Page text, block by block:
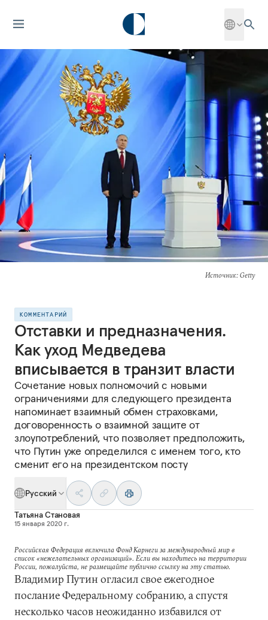
Источник: Getty
КОММЕНТАРИЙ
Отставки и предназначения.
Как уход Медведева
вписывается в транзит власти
Сочетание новых полномочий с новыми
ограничениями для следующего президента
напоминает взаимный обмен страховками,
договоренность о взаимной защите от
злоупотреблений, что позволяет предположить,
что Путин уже определился с именем того, кто
сменит его на президентском посту
Русский
Татьяна Становая
15 января 2020 г.
Российская Федерация включила Фонд Карнеги за международный мир в
список «нежелательных организаций». Если вы находитесь на территории
России, пожалуйста, не размещайте публично ссылку на эту статью.
Владимир Путин огласил свое ежегодное
послание Федеральному собранию, а спустя
несколько часов неожиданно избавился от